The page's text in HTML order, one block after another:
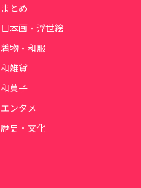
まとめ
日本画・浮世絵
着物・和服
和雑貨
和菓子
エンタメ
歴史・文化